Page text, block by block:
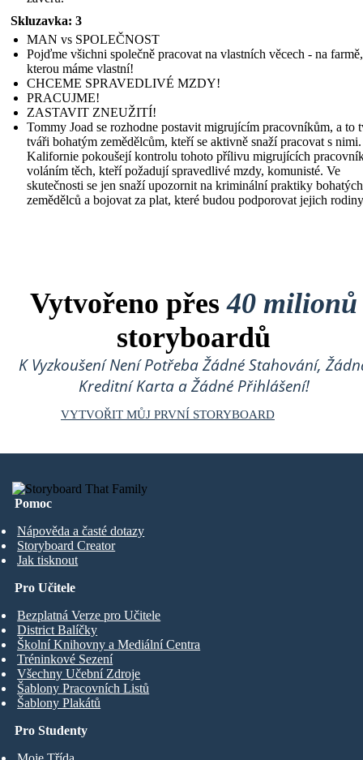
Skluzavka: 3
MAN vs SPOLEČNOST
Pojďme všichni společně pracovat na vlastních věcech - na farmě,
kterou máme vlastní!
CHCEME SPRAVEDLIVÉ MZDY!
PRACUJME!
ZASTAVIT ZNEUŽITÍ!
Tommy Joad se rozhodne postavit migrujícím pracovníkům, a to
tváři bohatým zemědělcům, kteří se aktivně snaží pracovat s
Kalifornie pokoušejí kontrolu tohoto přílivu migrujících
voláním těch, kteří požadují spravedlivé mzdy, komunisté. Ve
skutečnosti se jen snaží upozornit na kriminální praktiky bohatých
zemědělců a bojovat za plat, které budou podporovat jejich
Vytvořeno přes40 milionů
storyboardů
K Vyzkoušení Není Potřeba Žádné Stahování,
Kreditní Karta a Žádné Přihlášení!
VYTVOŘIT MŮJ PRVNÍ STORYBOARD
Pomoc
Nápověda a časté dotazy
Storyboard Creator
Jak tisknout
Pro Studenty
Pro Učitele
Bezplatná Verze pro Učitele
District Balíčky
Školní Knihovny a Mediální Centra
Tréninkové Sezení
Všechny Učební Zdroje
Šablony Pracovních Listů
Šablony Plakátů